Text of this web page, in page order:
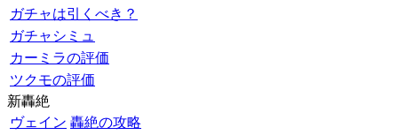
ガチャは引くべき？
ガチャシミュ
カーミラの評価
ツクモの評価
新轟絶
ヴェイン 轟絶の攻略